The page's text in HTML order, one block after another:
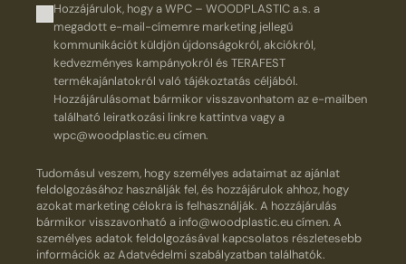
Hozzájárulok, hogy a WPC – WOODPLASTIC a.s. a
megadott e-mail-címemre marketing jellegű
kommunikációt küldjön újdonságokról, akciókról,
kedvezményes kampányokról és TERAFEST
termékajánlatokról való tájékoztatás céljából.
Hozzájárulásomat bármikor visszavonhatom az e-mailben
található leiratkozási linkre kattintva vagy a
wpc@woodplastic.eu címen.
Tudomásul veszem, hogy személyes adataimat az ajánlat
feldolgozásához használják fel, és hozzájárulok ahhoz, hogy
azokat marketing célokra is felhasználják. A hozzájárulás
bármikor visszavonható a info@woodplastic.eu címen. A
személyes adatok feldolgozásával kapcsolatos részletesebb
információk az Adatvédelmi szabályzatban találhatók.